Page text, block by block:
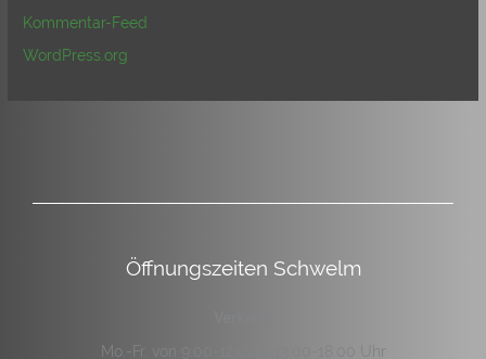
Kommentar-Feed
WordPress.org
Öffnungszeiten Schwelm
Mo.-Fr. von 9:00-12:00 & 13:00-18:00 Uhr